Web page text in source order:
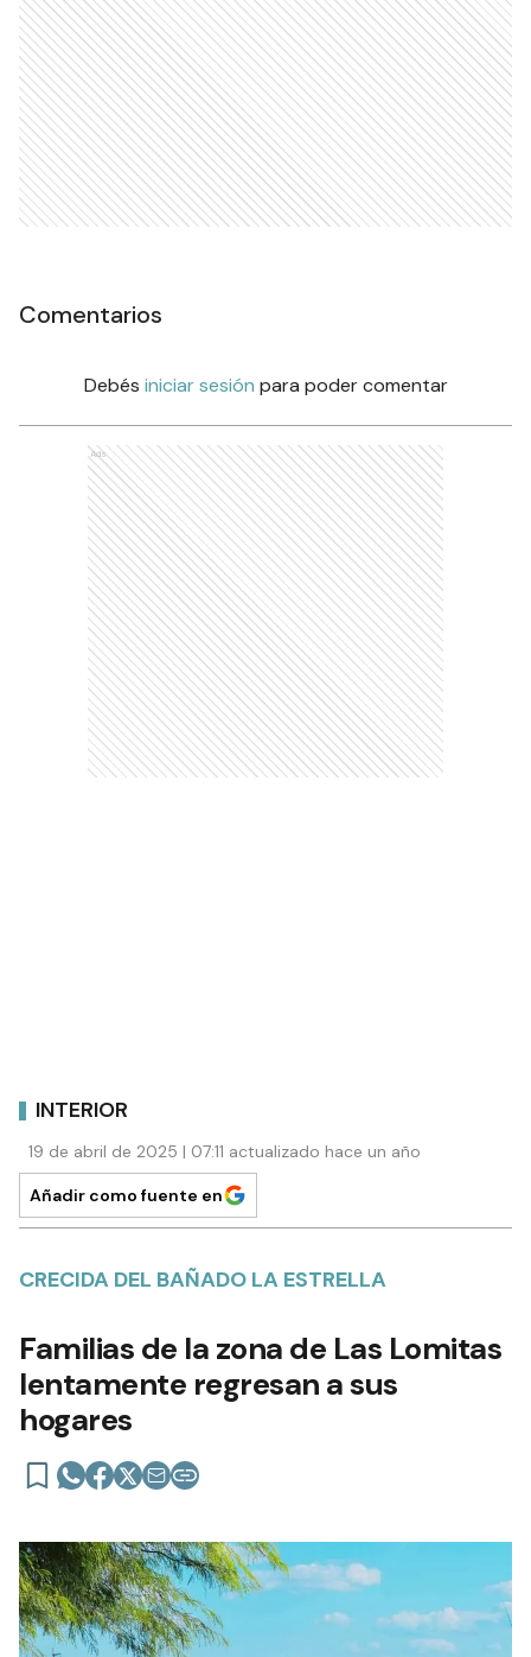
Comentarios
Debés iniciar sesión para poder comentar
Ads
INTERIOR
19 de abril de 2025 | 07:11 actualizado hace un año
Añadir como fuente en
CRECIDA DEL BAÑADO LA ESTRELLA
Familias de la zona de Las Lomitas
lentamente regresan a sus
hogares